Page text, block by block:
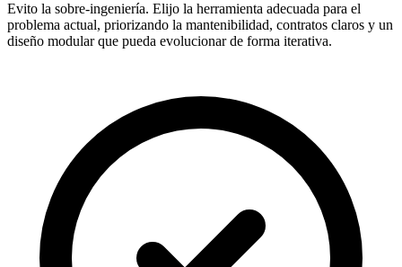
Evito la sobre-ingeniería. Elijo la herramienta adecuada para el
problema actual, priorizando la mantenibilidad, contratos claros y un
diseño modular que pueda evolucionar de forma iterativa.